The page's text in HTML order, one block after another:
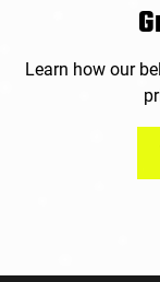
Learn how our